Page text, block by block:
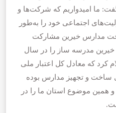
ما امیدواریم که شرکت‌ها و
اجتماعی خود را به‌طور
مدارس خیرین مشارکت
خیرین مدرسه ساز را در سال
میلیارد اعلام کرد که معادل کل اعتبار ملی
ساخت و تجهیز مدارس بوده
همین موضوع استان ما را در